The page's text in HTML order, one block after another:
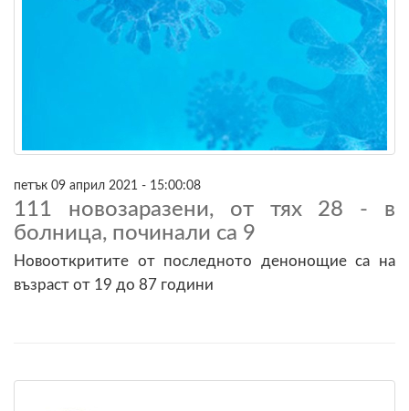
петък 09 април 2021 - 15:00:08
111 новозаразени, от тях 28 - в
болница, починали са 9
Новооткритите от последното денонощие са на
възраст от 19 до 87 години